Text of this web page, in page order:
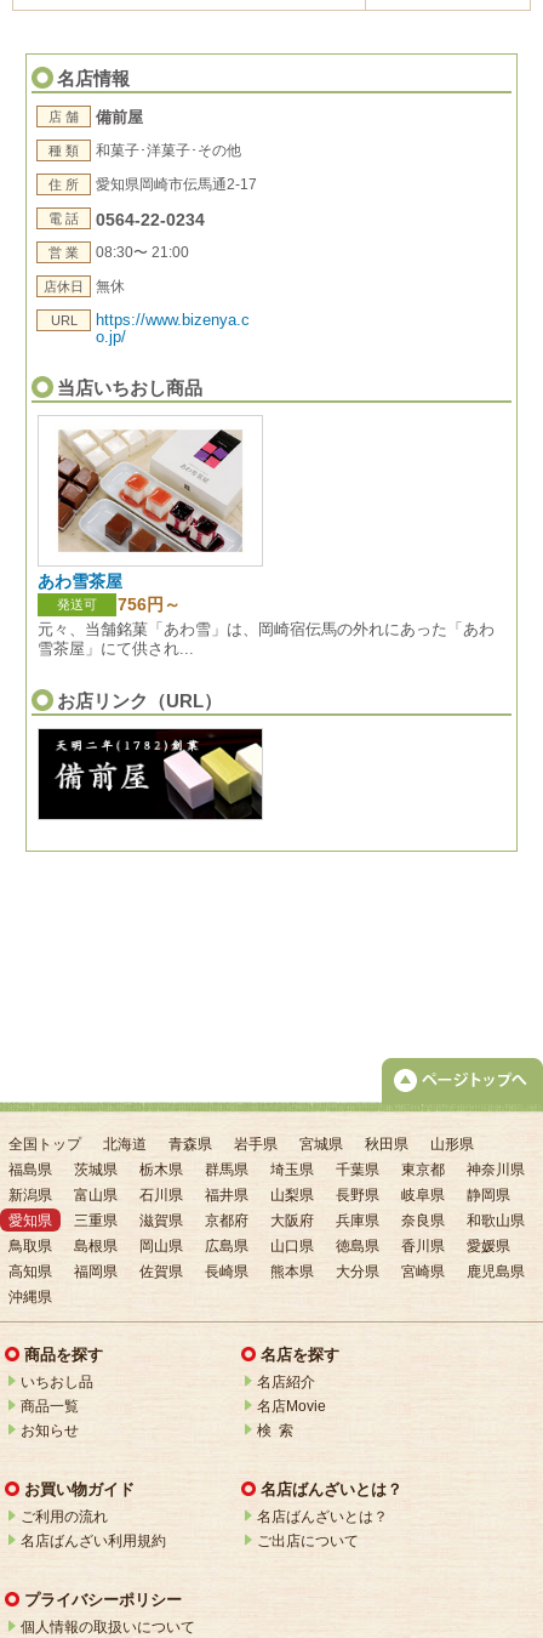
名店情報
店 舗 備前屋
種 類 和菓子･洋菓子･その他
住 所 愛知県岡崎市伝馬通2-17
電 話 0564-22-0234
営 業 08:30〜 21:00
店休日 無休
URL
https://www.bizenya.c
o.jp/
当店いちおし商品
あわ雪茶屋
発送可 756円～
元々、当舗銘菓「あわ雪」は、岡崎宿伝馬の外れにあった「あわ
雪茶屋」にて供され...
お店リンク（URL）
全国トップ 北海道 青森県 岩手県 宮城県 秋田県
山形県
福島県
茨城県 栃木県 群馬県 埼玉県 千葉県 東京都
神奈川県
新潟県
富山県 石川県 福井県 山梨県 長野県 岐阜県
静岡県
愛知県
三重県 滋賀県 京都府 大阪府 兵庫県 奈良県
和歌山県
鳥取県
島根県 岡山県 広島県 山口県 徳島県 香川県
愛媛県
高知県
福岡県 佐賀県 長崎県 熊本県 大分県 宮崎県
鹿児島県
沖縄県
商品を探す
いちおし品
商品一覧
お知らせ
名店を探す
名店紹介
名店Movie
検 索
お買い物ガイド
ご利用の流れ
名店ばんざい利用規約
名店ばんざいとは？
名店ばんざいとは？
ご出店について
プライバシーポリシー
個人情報の取扱いについて